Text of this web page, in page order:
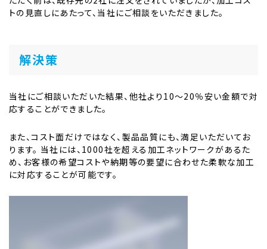
トの見直しにあたって、当社にご相談をいただきました。
解決策
当社にご相談いただいた結果、他社より10～20％安い金額で対
応することができました。
また、コスト面だけではなく、製品品質にも、満足いただいてお
ります。 当社には、1000社を超える加工ネットワークがあるた
め、お客様の希望コストや納期等の要望に合わせた柔軟な加工
に対応することが可能です。